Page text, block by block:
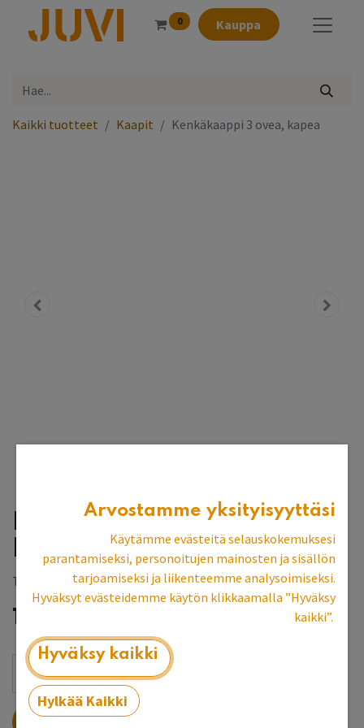
0 Kauppa
Kaikki tuotteet Kaapit Kenkäkaappi 3 ovea, kapea
Kenkäkaappi 3 ovea,
kapea
Tilaustuote, toimitusaika 8-10 vk
1 075,70
LISÄÄ OSTOSKORIIN
Arvostamme yksityisyyttäsi
Käytämme evästeitä selauskokemuksesi
parantamiseksi, personoitujen mainosten ja sisällön
tarjoamiseksi ja liikenteemme analysoimiseksi.
Hyväksyt evästeidemme käytön klikkaamalla ”Hyväksy
kaikki”.
Hyväksy kaikki
Hylkää Kaikki